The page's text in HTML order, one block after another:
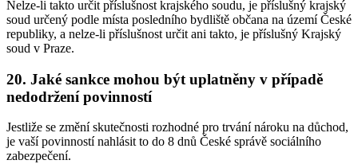
Nelze-li takto určit příslušnost krajského soudu, je příslušný krajský
soud určený podle místa posledního bydliště občana na území České
republiky, a nelze-li příslušnost určit ani takto, je příslušný Krajský
soud v Praze.
20. Jaké sankce mohou být uplatněny v případě
nedodržení povinností
Jestliže se změní skutečnosti rozhodné pro trvání nároku na důchod,
je vaší povinností nahlásit to do 8 dnů České správě sociálního
zabezpečení.